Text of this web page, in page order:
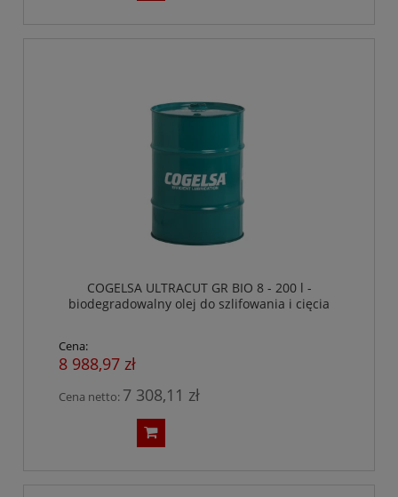
COGELSA ULTRACUT GR BIO 8 - 200 l -
biodegradowalny olej do szlifowania i cięcia
Cena:
8 988,97 zł
Cena netto: 7 308,11 zł